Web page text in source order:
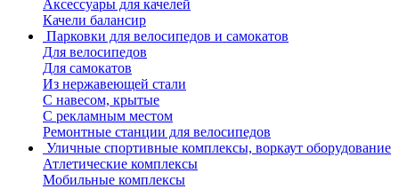
Аксессуары для качелей
Качели балансир
Парковки для велосипедов и самокатов
Для велосипедов
Для самокатов
Из нержавеющей стали
С навесом, крытые
С рекламным местом
Ремонтные станции для велосипедов
Уличные спортивные комплексы, воркаут оборудование
Атлетические комплексы
Мобильные комплексы